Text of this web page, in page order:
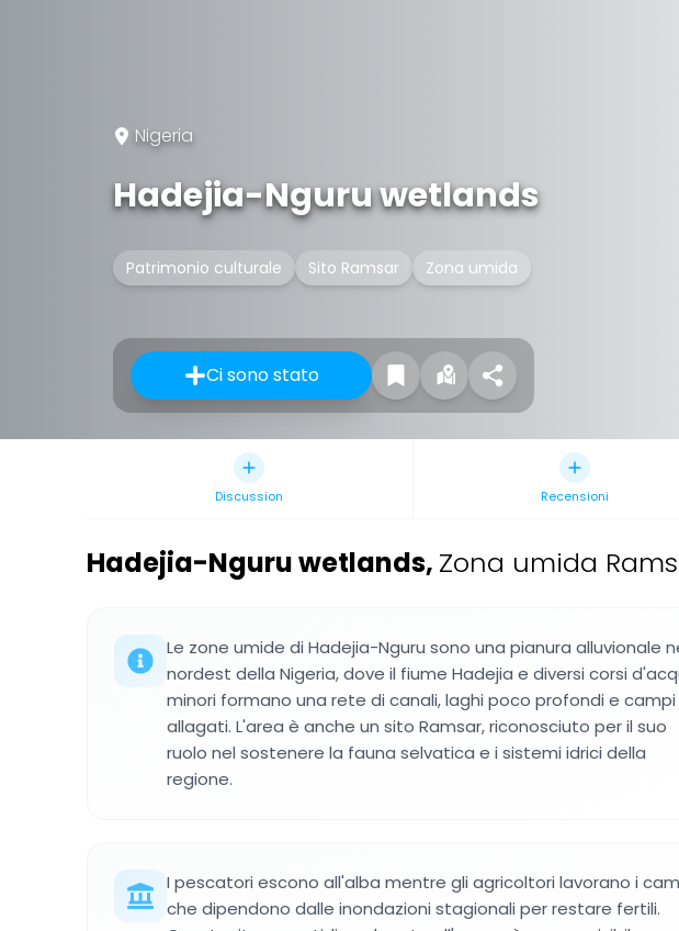
Nigeria
Hadejia-Nguru wetlands
Patrimonio culturale Sito Ramsar Zona umida
Ci sono stato
Discussion Recensioni
Hadejia-Nguru wetlands, Zona umida
Le zone umide di Hadejia-Nguru sono una pianura alluvionale
nordest della Nigeria, dove il fiume Hadejia e diversi corsi
minori formano una rete di canali, laghi poco profondi e campi
allagati. L'area è anche un sito Ramsar, riconosciuto per il suo
ruolo nel sostenere la fauna selvatica e i sistemi idrici della
regione.
I pescatori escono all'alba mentre gli agricoltori lavorano i
che dipendono dalle inondazioni stagionali per restare fertili.